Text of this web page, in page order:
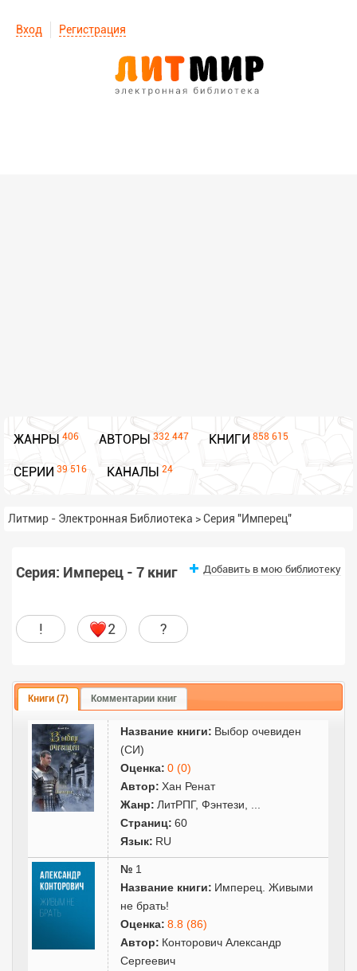
Вход Регистрация
ЖАНРЫ 406 АВТОРЫ 332 447 КНИГИ 858 615
СЕРИИ 39 516 КАНАЛЫ 24
Литмир - Электронная Библиотека >Серия "Имперец"
Серия: Имперец - 7 книг Добавить в мою библиотеку
! 2 ?
Книги (7) Комментарии книг
Название книги: Выбор очевиден
(СИ)
Оценка: 0 (0)
Автор: Хан Ренат
Жанр: ЛитРПГ,Фэнтези
Страниц: 60
Язык: RU
№ 1
Название книги: Имперец. Живыми
не брать!
Оценка: 8.8 (86)
Автор: Конторович Александр
Сергеевич